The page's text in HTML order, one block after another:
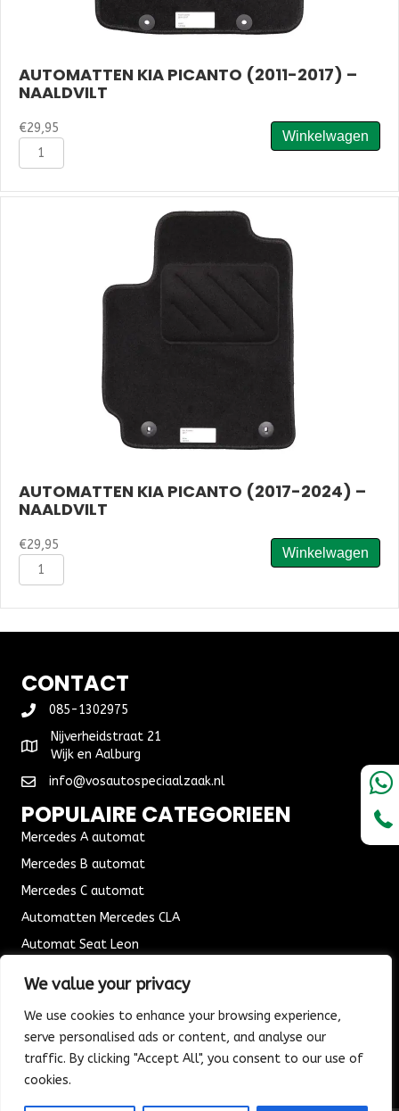
We value your privacy
We use cookies to enhance your browsing experience,
serve personalised ads or content, and analyse our
traffic. By clicking "Accept All", you consent to our use of
cookies.
AUTOMATTEN KIA PICANTO (2011-2017) –
NAALDVILT
€29,95
Automatten
Kia
(2011-
Winkelwagen
AUTOMATTEN KIA PICANTO (2017-2024) –
NAALDVILT
€29,95
Automatten
Kia
2024)
aantal
Winkelwagen
CONTACT
085-1302975
Nijverheidstraat 21
Wijk en Aalburg
info@vosautospeciaalzaak.nl
POPULAIRE CATEGORIEEN
Mercedes A automat
Mercedes B automat
Mercedes C automat
Automatten Mercedes CLA
Automat Seat Leon
ALGEMENE VOORWAARDEN
Retouren & Ruilen